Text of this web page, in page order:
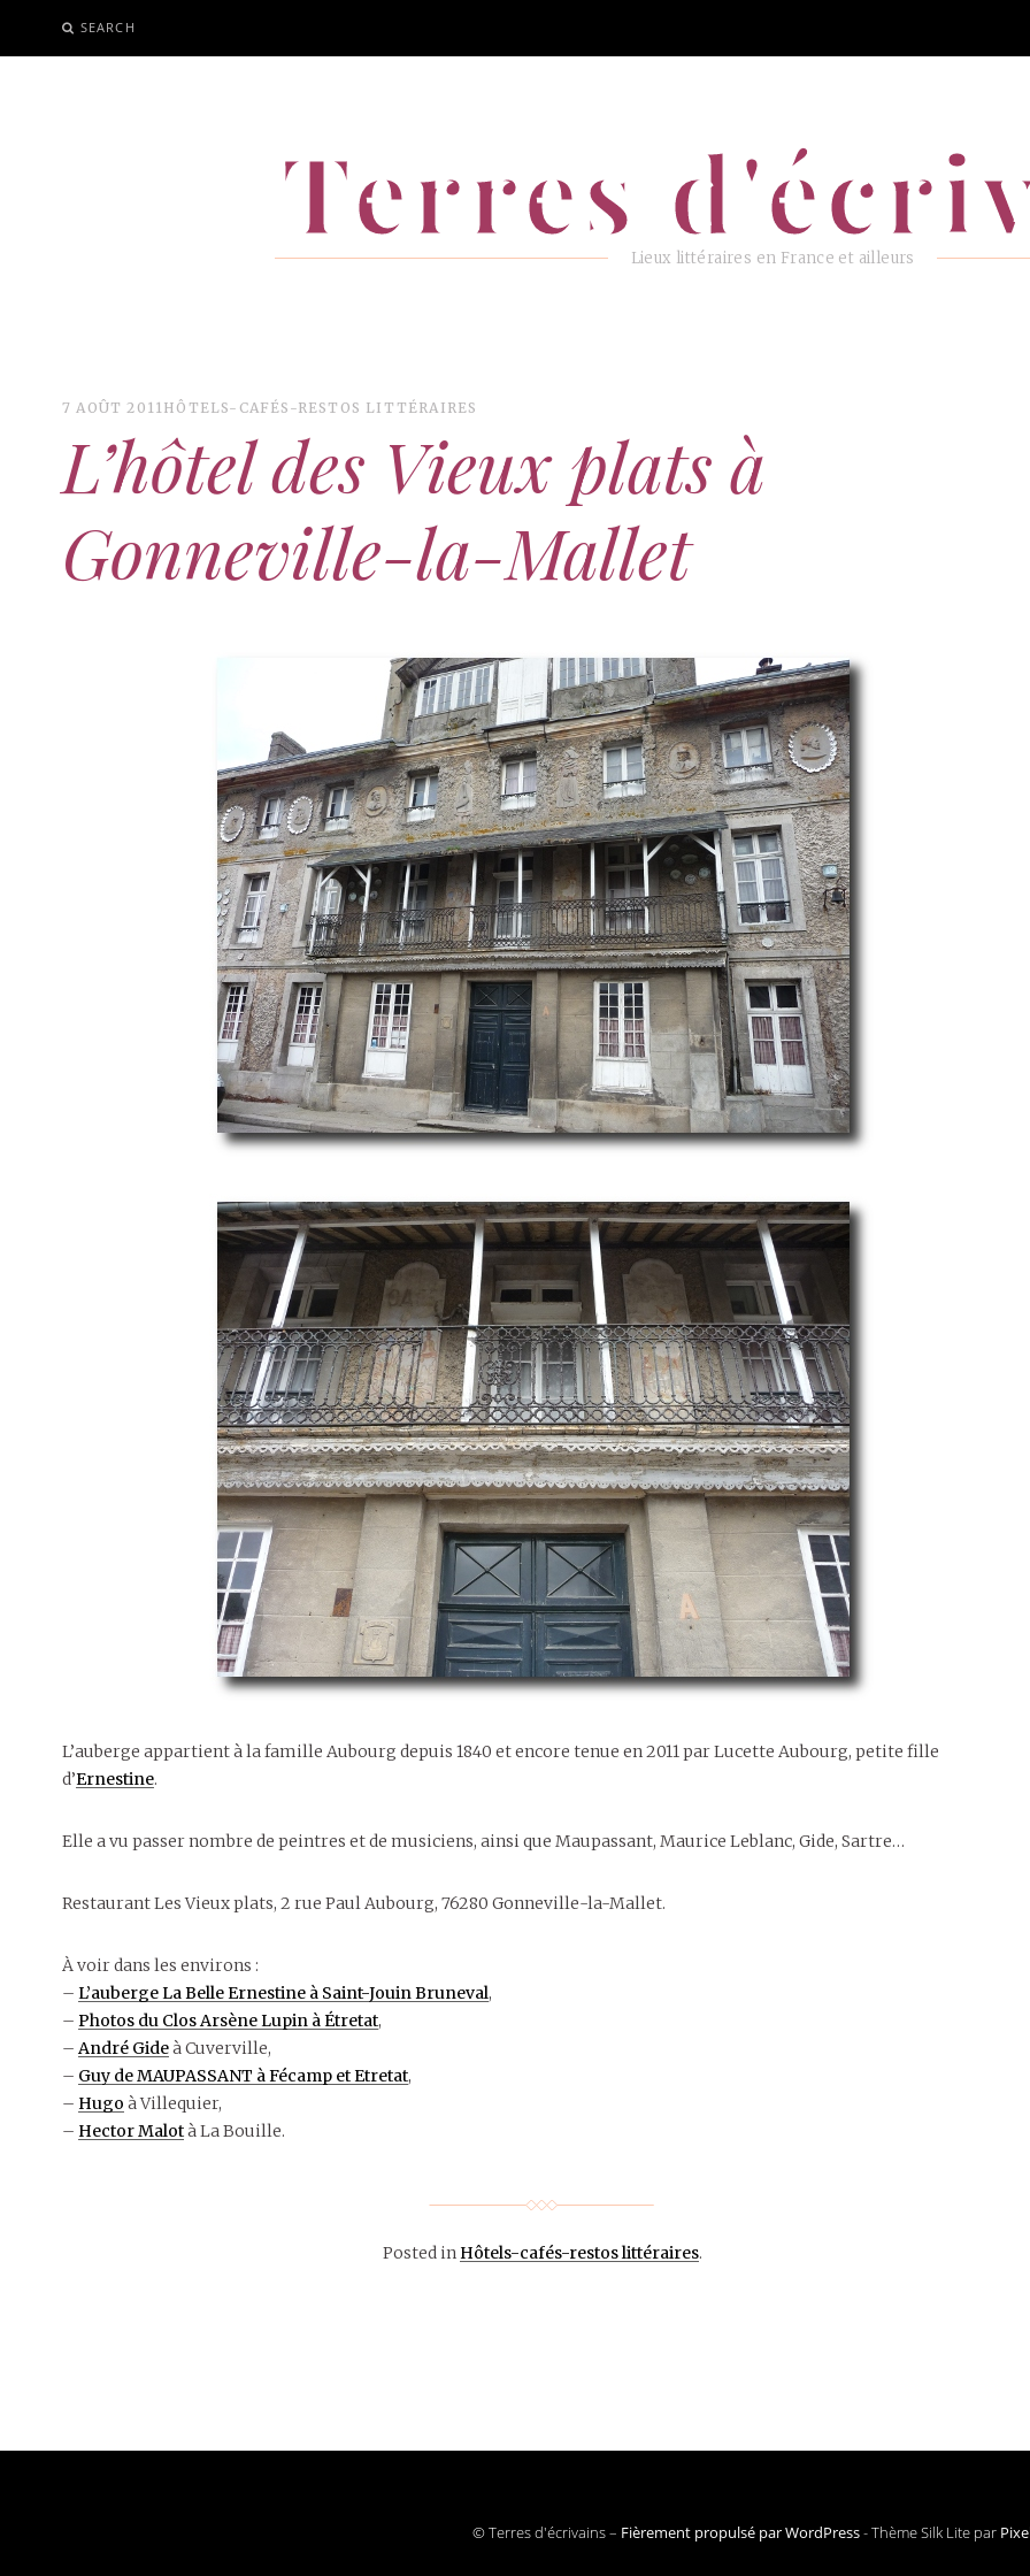
AU
SEARCH
TerresLieux littéraires en France et ailleurs
7 AOÛT 2011HÔTELS-CAFÉS-RESTOS LITTÉRAIRES
L’hôtel des Vieux plats à
Gonneville-la-Mallet
L’auberge appartient à la famille Aubourg depuis 1840 et encore tenue en 2011 par Lucette Aubourg, petite fille
d’Ernestine.
Elle a vu passer nombre de peintres et de musiciens, ainsi que Maupassant, Maurice Leblanc, Gide, Sartre…
Restaurant Les Vieux plats, 2 rue Paul Aubourg, 76280 Gonneville-la-Mallet.
À voir dans les environs :
– L’auberge La Belle Ernestine à Saint-Jouin Bruneval,
– Photos du Clos Arsène Lupin à Étretat,
– André Gideà Cuverville,
– Guy de MAUPASSANT à Fécamp et Etretat,
– Hugo à Villequier,
– Hector Malotà La Bouille.
Posted in Hôtels-cafés-restos littéraires.
© Terres d'écrivains – Fièrement propulsé par WordPress-Thème Silk Lite par